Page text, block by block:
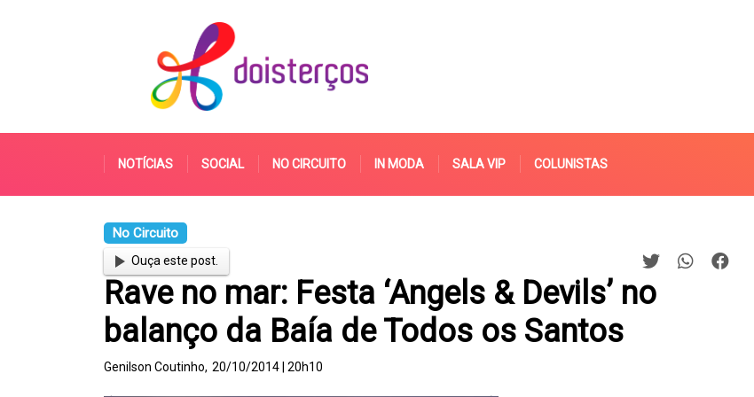
NOTÍCIAS SOCIAL NO CIRCUITO IN MODA SALA VIP COLUNISTAS
No Circuito
Ouça este post.
Rave no mar: Festa ‘Angels & Devils’ no
balanço da Baía de Todos os Santos
Genilson Coutinho, 20/10/2014 | 20h10